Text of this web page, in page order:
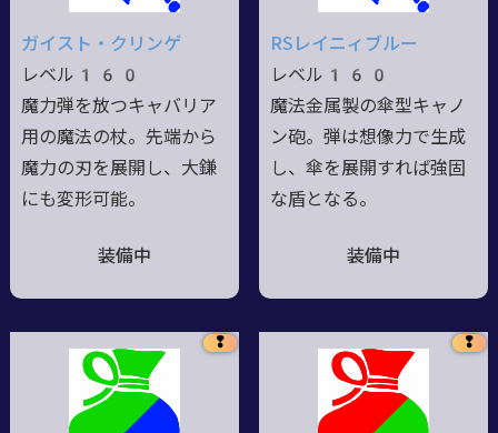
ガイスト・クリンゲ
レベル160
魔力弾を放つキャバリア
用の魔法の杖。先端から
魔力の刃を展開し、大鎌
にも変形可能。
装備中
RSレイニィブルー
レベル160
魔法金属製の傘型キャノ
ン砲。弾は想像力で生成
し、傘を展開すれば強固
な盾となる。
装備中
❢ ❢